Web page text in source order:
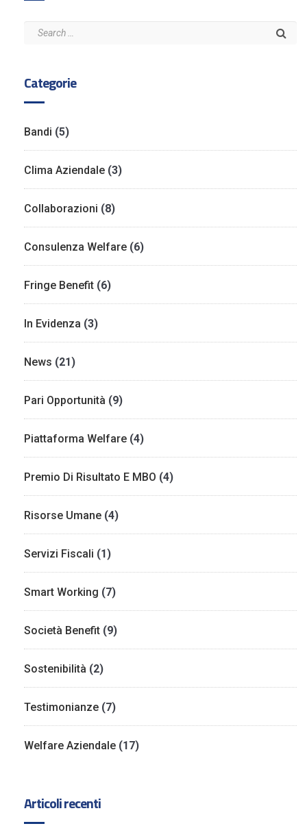
Categorie
Bandi (5)
Clima Aziendale (3)
Collaborazioni (8)
Consulenza Welfare (6)
Fringe Benefit (6)
In Evidenza (3)
News (21)
Pari Opportunità (9)
Piattaforma Welfare (4)
Premio Di Risultato E MBO (4)
Risorse Umane (4)
Servizi Fiscali (1)
Smart Working (7)
Società Benefit (9)
Sostenibilità (2)
Testimonianze (7)
Welfare Aziendale (17)
Articoli recenti